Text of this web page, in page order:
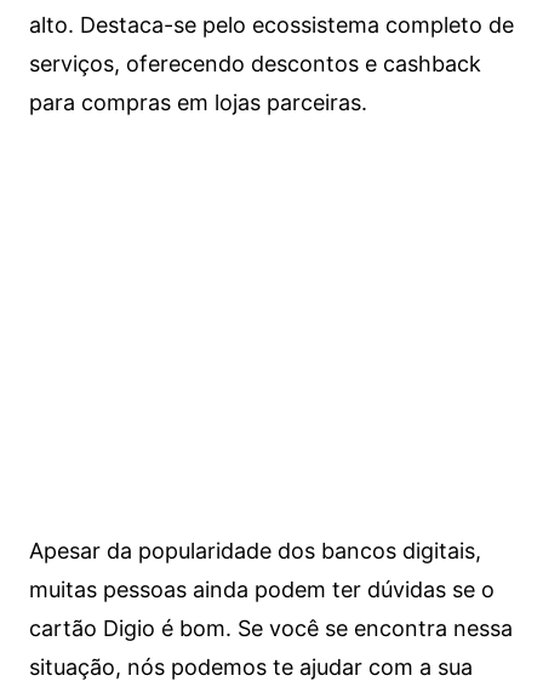
alto. Destaca-se pelo ecossistema completo de
serviços, oferecendo descontos e cashback
para compras em lojas parceiras.
Apesar da popularidade dos bancos digitais,
muitas pessoas ainda podem ter dúvidas se o
cartão Digio é bom. Se você se encontra nessa
situação, nós podemos te ajudar com a sua